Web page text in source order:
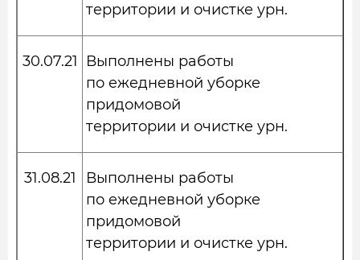
территории и очистке урн.
30.07.21
Выполнены работы
по ежедневной уборке
придомовой
территории и очистке урн.
31.08.21
Выполнены работы
по ежедневной уборке
придомовой
территории и очистке урн.